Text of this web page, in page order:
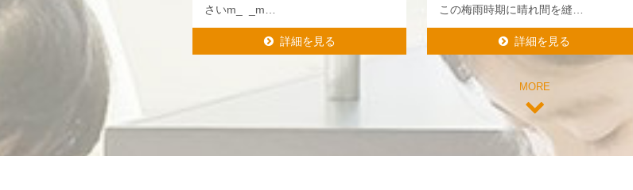
さいm_ _m…
詳細を見る
この梅雨時期に晴れ間を縫…
詳細を見る
詳細を見る
MORE